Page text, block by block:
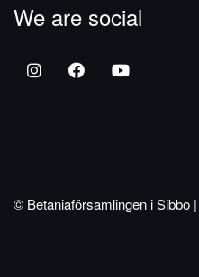
We are social
© Betaniaförsamlingen i Sibbo